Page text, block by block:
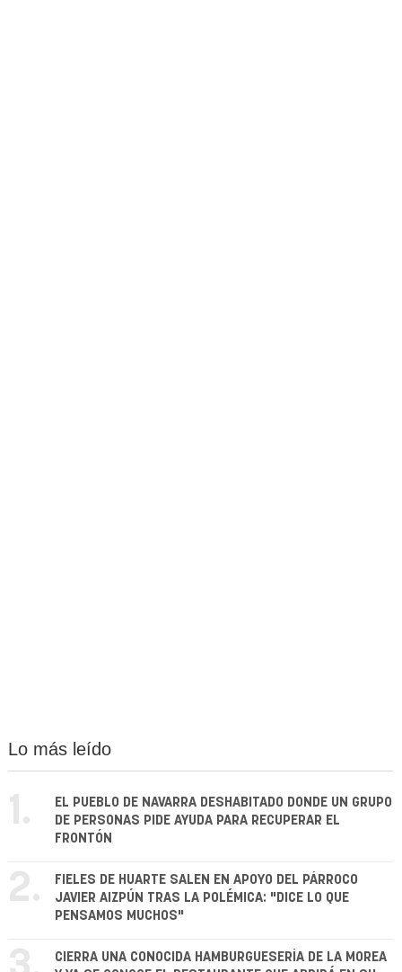
Lo más leído
1.
EL PUEBLO DE NAVARRA DESHABITADO DONDE UN GRUPO
DE PERSONAS PIDE AYUDA PARA RECUPERAR EL
FRONTÓN
2.
FIELES DE HUARTE SALEN EN APOYO DEL PÁRROCO
JAVIER AIZPÚN TRAS LA POLÉMICA: "DICE LO QUE
PENSAMOS MUCHOS"
CIERRA UNA CONOCIDA HAMBURGUESERÍA DE LA MOREA